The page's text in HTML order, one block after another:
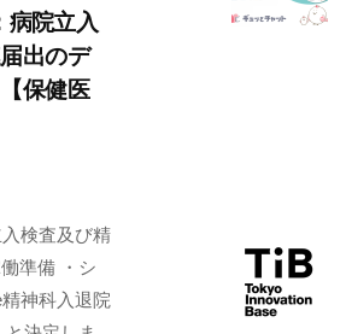
病院立入
出のデ
保健医
検査及び精
準備 ・シ
神科入退院